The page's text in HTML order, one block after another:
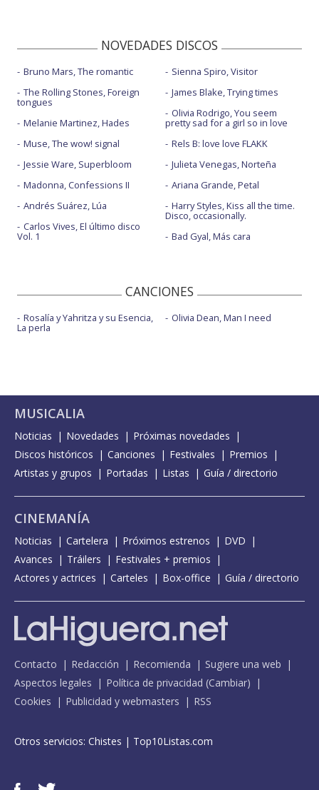
NOVEDADES DISCOS
Bruno Mars, The romantic
The Rolling Stones, Foreign
tongues
Melanie Martinez, Hades
Muse, The wow! signal
Jessie Ware, Superbloom
Madonna, Confessions II
Andrés Suárez, Lúa
Carlos Vives, El último disco
Vol. 1
Sienna Spiro, Visitor
James Blake, Trying times
Olivia Rodrigo, You seem
pretty sad for a girl so in love
Rels B: love love FLAKK
Julieta Venegas, Norteña
Ariana Grande, Petal
Harry Styles, Kiss all the time.
Disco, occasionally.
Bad Gyal, Más cara
CANCIONES
Rosalía y Yahritza y su Esencia,
La perla
Olivia Dean, Man I need
MUSICALIA
Noticias Novedades
Próximas novedades
Discos históricos
Canciones Festivales
Premios
Artistas y grupos
Portadas Listas Guía / directorio
CINEMANÍA
Noticias Cartelera Próximos estrenos
DVD
Avances
Tráilers
Festivales + premios
Actores y actrices
Carteles Box-office Guía / directorio
Contacto Redacción Recomienda
Sugiere una web
Aspectos legales
Política de privacidad (Cambiar)
Cookies
Publicidad y webmasters RSS
Otros servicios: Chistes | Top10Listas.com